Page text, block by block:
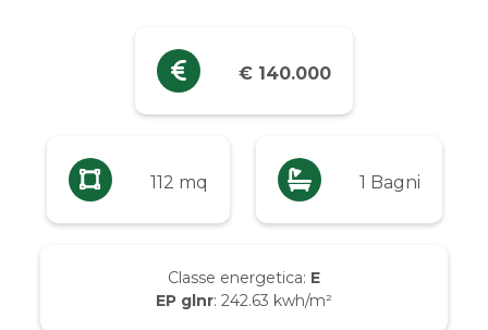
€ 140.000
112 mq 1 Bagni
Classe energetica: E
EP glnr: 242.63 kwh/m²
Fino a € 5.000
Da € 5.000 a € 10.000
Da € 20.000 a € 50.000